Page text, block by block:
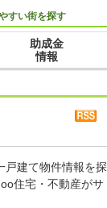
すい街を探す
助成金
情報
戸建て物件情報を探
住宅・不動産がサ